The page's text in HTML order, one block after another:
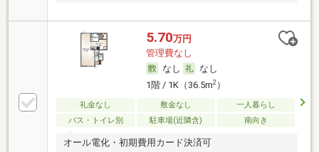
5.70万円
管理費なし
なし
なし
1階 / 1K（36.5m2）
礼金なし 敷金なし
一人暮らし
バス・トイレ別
駐車場(近隣含) 南向き
オール電化・初期費用カード決済可